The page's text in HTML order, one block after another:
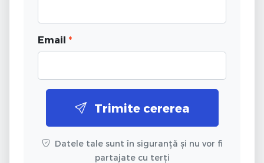
Email *
Trimite cererea
Datele tale sunt în siguranță și nu vor fi
partajate cu terți